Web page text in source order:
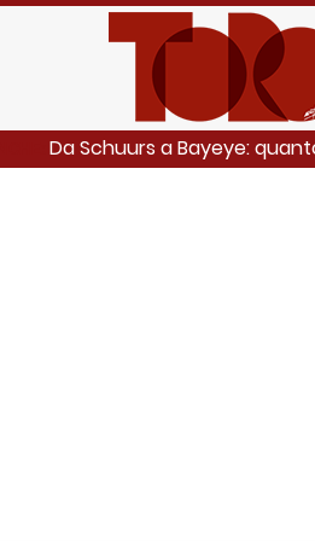
Da Schuurs a Bayeye: